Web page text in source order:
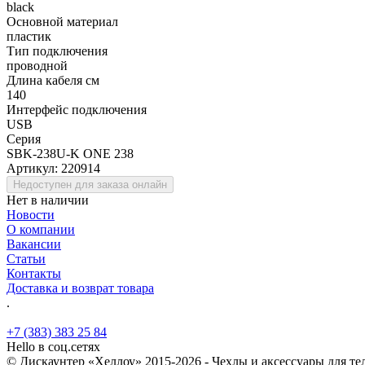
black
Основной материал
пластик
Тип подключения
проводной
Длина кабеля см
140
Интерфейс подключения
USB
Серия
SBK-238U-K ONE 238
Артикул: 220914
Недоступен для заказа онлайн
Нет в наличии
Новости
О компании
Вакансии
Статьи
Контакты
Доставка и возврат товара
.
+7 (383) 383 25 84
Hello в соц.сетях
© Дискаунтер «Хеллоу» 2015-2026 - Чехлы и аксессуары для